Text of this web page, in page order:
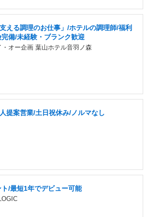
える調理のお仕事」/ホテルの調理師/福利
備/未経験・ブランク歓迎
オー企画 葉山ホテル音羽ノ森
提案営業/土日祝休み/ノルマなし
/最短1年でデビュー可能